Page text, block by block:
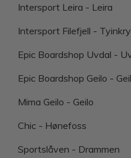
Intersport Leira - Leira
Intersport Filefjell -
Epic Boardshop Uvdal -
Epic Boardshop Geilo -
Mima Geilo - Geilo
Chic - Hønefoss
Sportslåven - Drammen